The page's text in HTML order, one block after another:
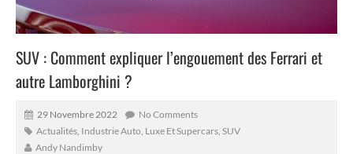
SUV : Comment expliquer l’engouement des Ferrari et
autre Lamborghini ?
29 Novembre 2022
No Comments
Actualités Industrie Auto Luxe Et Supercars SUV
Andy Nandimby